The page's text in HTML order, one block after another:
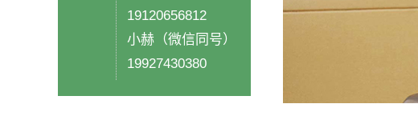
19120656812
小赫（微信同号）
19927430380